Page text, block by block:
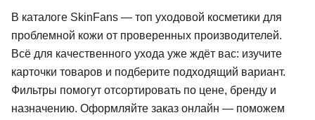
В каталоге SkinFans — топ уходовой косметики для
проблемной кожи от проверенных производителей.
Всё для качественного ухода уже ждёт вас: изучите
карточки товаров и подберите подходящий вариант.
Фильтры помогут отсортировать по цене, бренду и
назначению. Оформляйте заказ онлайн — поможем